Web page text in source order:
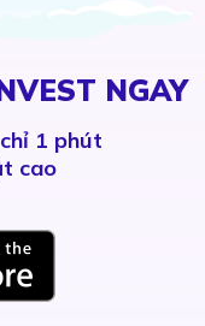
NGAY
1 phút
cao